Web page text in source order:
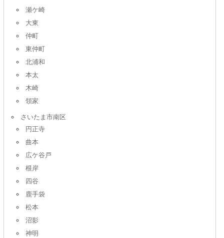
瀬ケ崎
大東
仲町
東仲町
北浦和
本太
木崎
領家
さいたま市南区
円正寺
曲本
広ケ谷戸
根岸
四谷
鹿手袋
松本
沼影
神明